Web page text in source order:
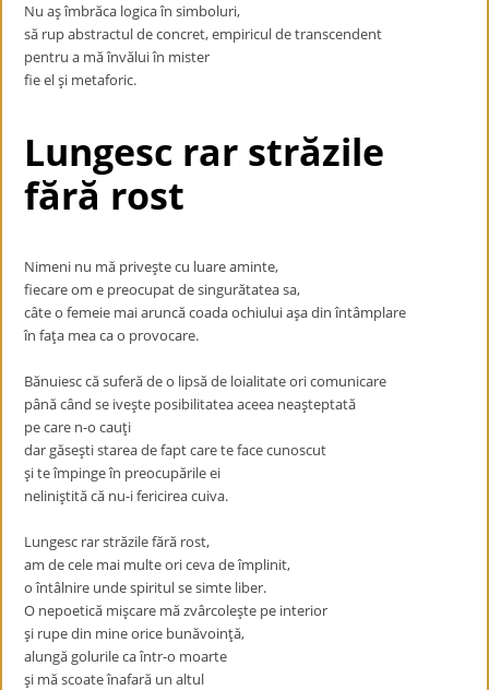
Nu aş îmbrăca logica în simboluri,
să rup abstractul de concret, empiricul de transcendent
pentru a mă învălui în mister
fie el şi metaforic.
Lungesc rar străzile
fără rost
Nimeni nu mă priveşte cu luare aminte,
fiecare om e preocupat de singurătatea sa,
câte o femeie mai aruncă coada ochiului aşa din întâmplare
în faţa mea ca o provocare.
Bănuiesc că suferă de o lipsă de loialitate ori comunicare
până când se iveşte posibilitatea aceea neaşteptată
pe care n-o cauţi
dar găseşti starea de fapt care te face cunoscut
şi te împinge în preocupările ei
neliniştită că nu-i fericirea cuiva.
Lungesc rar străzile fără rost,
am de cele mai multe ori ceva de împlinit,
o întâlnire unde spiritul se simte liber.
O nepoetică mişcare mă zvârcoleşte pe interior
şi rupe din mine orice bunăvoinţă,
alungă golurile ca într-o moarte
şi mă scoate înafară un altul